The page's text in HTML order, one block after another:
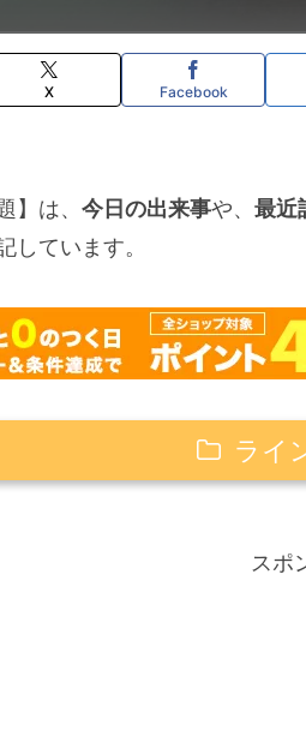
X Facebook
】は、 今日の出来事や、 最近
しています。
ライ
スポ